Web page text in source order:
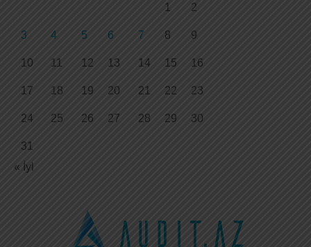
1 2
3 4 5 6 7 8 9
10 11 12 13 14 15 16
17 18 19 20 21 22 23
24 25 26 27 28 29 30
31
« İyl